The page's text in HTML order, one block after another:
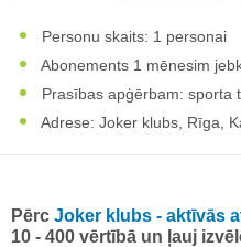
Personu skaits: 1 personai
Abonements 1 mēnesim
Prasības apģērbam: sporta
Adrese: Joker klubs, Rīga,
Pērc Joker klubs - aktīvās
10 - 400 vērtībā un ļauj